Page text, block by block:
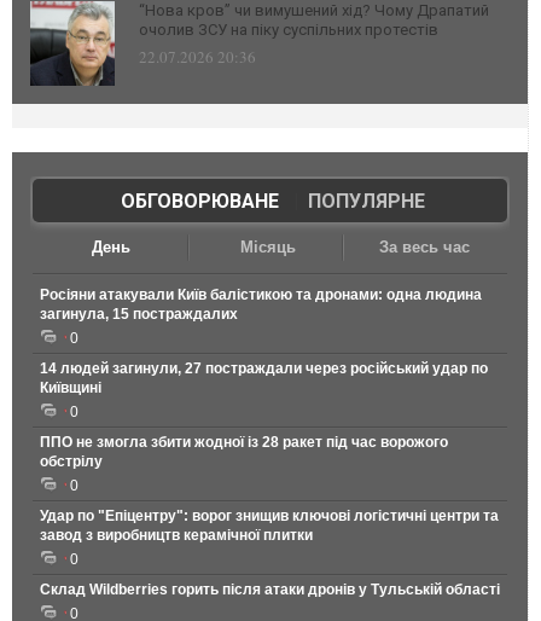
“Нова кров” чи вимушений хід? Чому Драпатий
очолив ЗСУ на піку суспільних протестів
22.07.2026 20:36
ОБГОВОРЮВАНЕ| ПОПУЛЯРНЕ
День Місяць За весь час
Росіяни атакували Київ балістикою та дронами: одна людина
загинула, 15 постраждалих
0
14 людей загинули, 27 постраждали через російський удар по
Київщині
0
ППО не змогла збити жодної із 28 ракет під час ворожого
обстрілу
0
Удар по "Епіцентру": ворог знищив ключові логістичні центри та
завод з виробництв керамічної плитки
0
Склад Wildberries горить після атаки дронів у Тульській області
0